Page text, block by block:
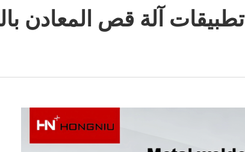
تطبيقات آلة قص المعادن